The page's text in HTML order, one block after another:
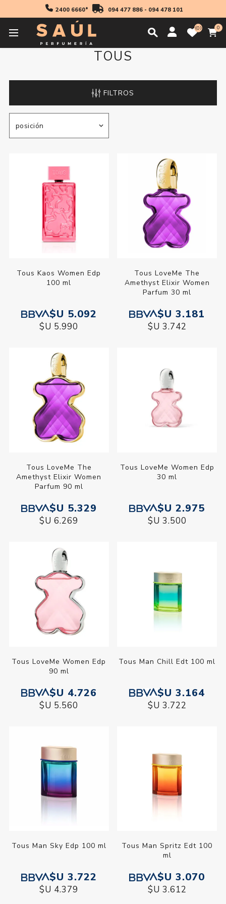
2400 6660* 094 477 886- 094 478 101
0 0
TOUS
FILTROS
Tous Kaos Women Edp
100 ml
$U 5.092
$U 5.990
Tous LoveMe The
Amethyst Elixir Women
Parfum 30 ml
$U 3.181
$U 3.742
Tous LoveMe The
Amethyst Elixir Women
Parfum 90 ml
$U 5.329
$U 6.269
Tous LoveMe Women Edp
30 ml
$U 2.975
$U 3.500
Tous LoveMe Women Edp
90 ml
$U 4.726
$U 5.560
Tous Man Chill Edt 100 ml
$U 3.164
$U 3.722
Tous Man Sky Edp 100 ml
$U 3.722
$U 4.379
Tous Man Spritz Edt 100
ml
$U 3.070
$U 3.612